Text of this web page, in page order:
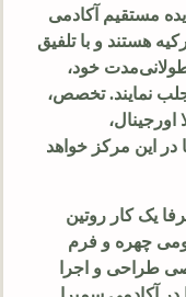
مستقیم آکادمی
هستند و با تلفیق
خود،
نمایند. تخصص،
این مرکز خواهد
یک کار روتین
چهره و فرم
طراحی و اجرا